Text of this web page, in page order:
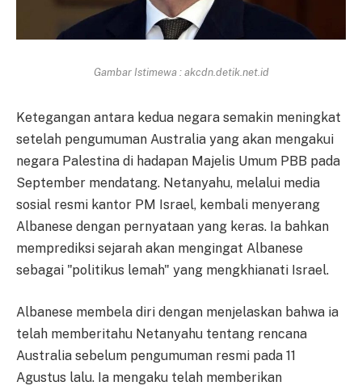
Gambar Istimewa : akcdn.detik.net.id
Ketegangan antara kedua negara semakin meningkat
setelah pengumuman Australia yang akan mengakui
negara Palestina di hadapan Majelis Umum PBB pada
September mendatang. Netanyahu, melalui media
sosial resmi kantor PM Israel, kembali menyerang
Albanese dengan pernyataan yang keras. Ia bahkan
memprediksi sejarah akan mengingat Albanese
sebagai "politikus lemah" yang mengkhianati Israel.
Albanese membela diri dengan menjelaskan bahwa ia
telah memberitahu Netanyahu tentang rencana
Australia sebelum pengumuman resmi pada 11
Agustus lalu. Ia mengaku telah memberikan